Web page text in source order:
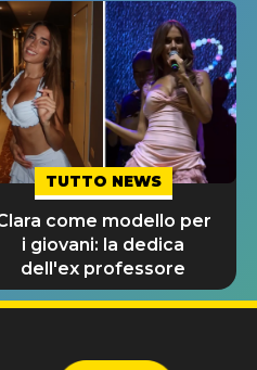
TUTTO NEWS
come modello per
i giovani: la dedica
dell'ex professore